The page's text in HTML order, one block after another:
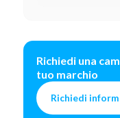
Richiedi una
tuo marchio
Richiedi